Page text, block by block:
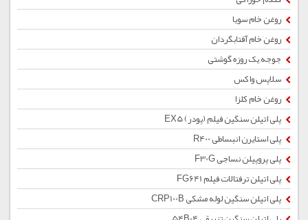
روغن خام سویا
روغن خام آفتابگردان
جوجه یک روزه گوشتی
سلاپس واکس
روغن خام کلزا
پلی اتیلن سنگین فیلم (پودر) EX5
پلی استایرن انبساطی R400
پلی پروپیلن نساجی F30G
پلی اتیلن ترفتالات فیلم FG641
پلی اتیلن سنگین لوله مشکی CRP100B